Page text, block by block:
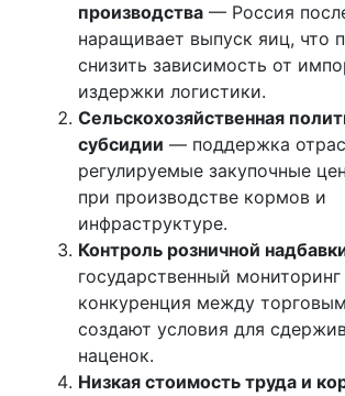
производства — Россия
наращивает выпуск яиц, что
снизить зависимость от
издержки логистики.
Сельскохозяйственная
субсидии — поддержка
регулируемые закупочные
при производстве кормов и
инфраструктуре.
Контроль розничной
государственный
конкуренция между
создают условия для
наценок.
Низкая стоимость труда и